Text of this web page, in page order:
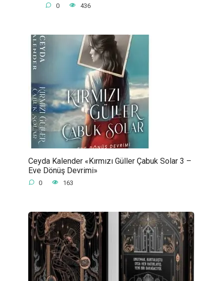
0 436
Ceyda Kalender «Kırmızı Güller Çabuk Solar 3 –
Eve Dönüş Devrimi»
0 163